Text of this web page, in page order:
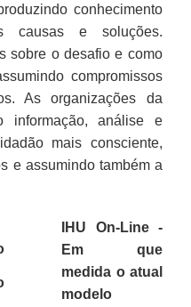
conhecimento
causas e soluções.
sobre o desafio e como
compromissos
As organizações da
informação, análise e
mais consciente,
e assumindo também a
IHU On-Line -
Em que
medida o atual
modelo